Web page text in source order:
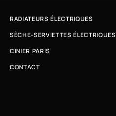
RADIATEURS ÉLECTRIQUES
SÈCHE-SERVIETTES ÉLECTRIQUES
CINIER PARIS
CONTACT